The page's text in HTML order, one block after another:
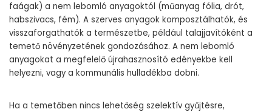
faágak) a nem lebomló anyagoktól (műanyag fólia, drót,
habszivacs, fém). A szerves anyagok komposztálhatók, és
visszaforgathatók a természetbe, például talajjavítóként a
temető növényzetének gondozásához. A nem lebomló
anyagokat a megfelelő újrahasznosító edényekbe kell
helyezni, vagy a kommunális hulladékba dobni.
Ha a temetőben nincs lehetőség szelektív gyűjtésre,